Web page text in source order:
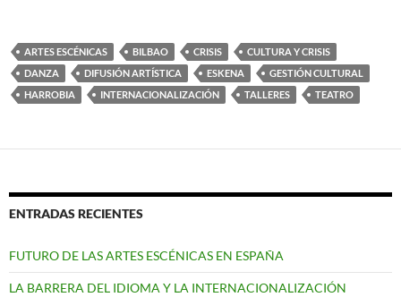
ARTES ESCÉNICAS BILBAO CRISIS
CULTURA Y CRISIS
DANZA
DIFUSIÓN ARTÍSTICA ESKENA
GESTIÓN CULTURAL
HARROBIA
INTERNACIONALIZACIÓN TALLERES TEATRO
ENTRADAS RECIENTES
FUTURO DE LAS ARTES ESCÉNICAS EN ESPAÑA
LA BARRERA DEL IDIOMA Y LA INTERNACIONALIZACIÓN